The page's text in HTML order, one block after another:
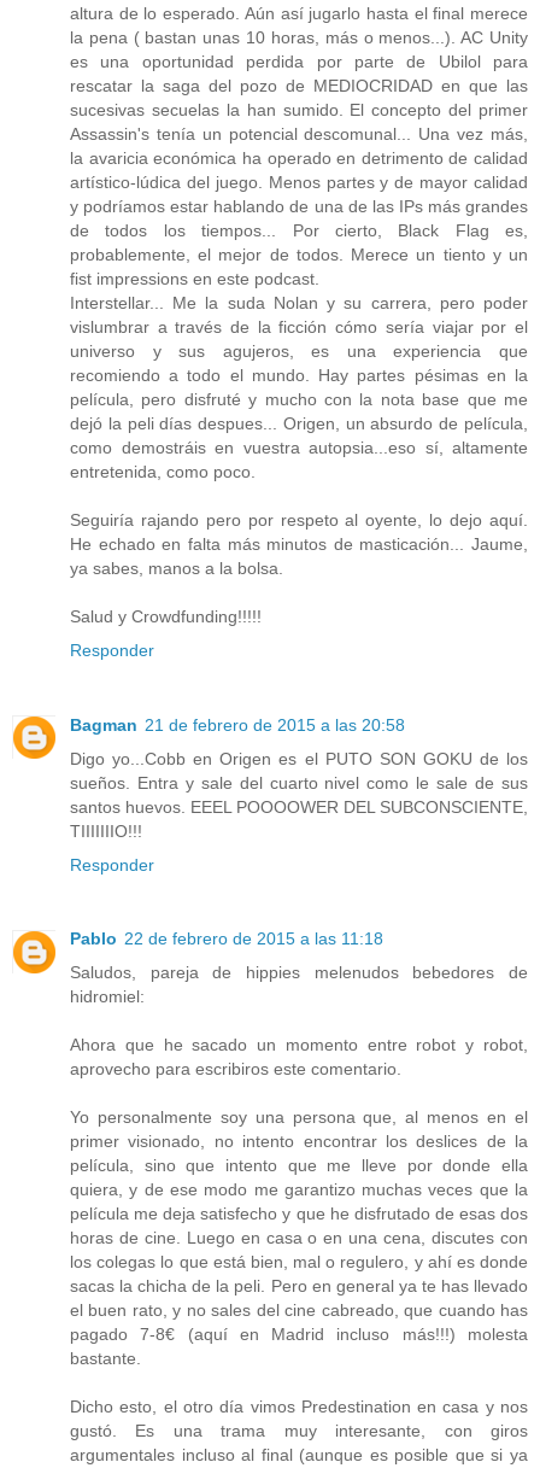
altura de lo esperado. Aún así jugarlo hasta el final merece
la pena ( bastan unas 10 horas, más o menos...). AC Unity
es una oportunidad perdida por parte de Ubilol para
rescatar la saga del pozo de MEDIOCRIDAD en que las
sucesivas secuelas la han sumido. El concepto del primer
Assassin's tenía un potencial descomunal... Una vez más,
la avaricia económica ha operado en detrimento de calidad
artístico-lúdica del juego. Menos partes y de mayor calidad
y podríamos estar hablando de una de las IPs más grandes
de todos los tiempos... Por cierto, Black Flag es,
probablemente, el mejor de todos. Merece un tiento y un
fist impressions en este podcast.
Interstellar... Me la suda Nolan y su carrera, pero poder
vislumbrar a través de la ficción cómo sería viajar por el
universo y sus agujeros, es una experiencia que
recomiendo a todo el mundo. Hay partes pésimas en la
película, pero disfruté y mucho con la nota base que me
dejó la peli días despues... Origen, un absurdo de película,
como demostráis en vuestra autopsia...eso sí, altamente
entretenida, como poco.
Seguiría rajando pero por respeto al oyente, lo dejo aquí.
He echado en falta más minutos de masticación... Jaume,
ya sabes, manos a la bolsa.
Salud y Crowdfunding!!!!!
Responder
Bagman 21 de febrero de 2015 a las 20:58
Digo yo...Cobb en Origen es el PUTO SON GOKU de los
sueños. Entra y sale del cuarto nivel como le sale de sus
santos huevos. EEEL POOOOWER DEL SUBCONSCIENTE,
TIIIIIIIO!!!
Responder
Pablo 22 de febrero de 2015 a las 11:18
Saludos, pareja de hippies melenudos bebedores de
hidromiel:
Ahora que he sacado un momento entre robot y robot,
aprovecho para escribiros este comentario.
Yo personalmente soy una persona que, al menos en el
primer visionado, no intento encontrar los deslices de la
película, sino que intento que me lleve por donde ella
quiera, y de ese modo me garantizo muchas veces que la
película me deja satisfecho y que he disfrutado de esas dos
horas de cine. Luego en casa o en una cena, discutes con
los colegas lo que está bien, mal o regulero, y ahí es donde
sacas la chicha de la peli. Pero en general ya te has llevado
el buen rato, y no sales del cine cabreado, que cuando has
pagado 7-8€ (aquí en Madrid incluso más!!!) molesta
bastante.
Dicho esto, el otro día vimos Predestination en casa y nos
gustó. Es una trama muy interesante, con giros
argumentales incluso al final (aunque es posible que si ya